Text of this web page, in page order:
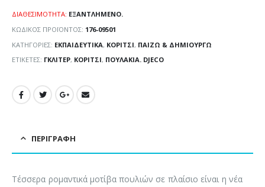
ΔΙΑΘΕΣΙΜΌΤΗΤΑ: ΕΞΑΝΤΛΗΜΈΝΟ.
ΚΩΔΙΚΌΣ ΠΡΟΪΌΝΤΟΣ: 176-09501
ΚΑΤΗΓΟΡΊΕΣ: ΕΚΠΑΙΔΕΥΤΙΚΆ, ΚΟΡΊΤΣΙ, ΠΑΊΖΩ & ΔΗΜΙΟΥΡΓΏ
ΕΤΙΚΈΤΕΣ: ΓΚΛΊΤΕΡ, ΚΟΡΊΤΣΙ, ΠΟΥΛΆΚΙΑ. DJECO
ΠΕΡΙΓΡΑΦΉ
Τέσσερα ρομαντικά μοτίβα πουλιών σε πλαίσιο είναι η νέα